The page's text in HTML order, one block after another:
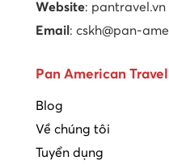
Website: pantravel.vn
Email : cskh@pan-
Pan American Travel
Blog
Về chúng tôi
Tuyển dụng